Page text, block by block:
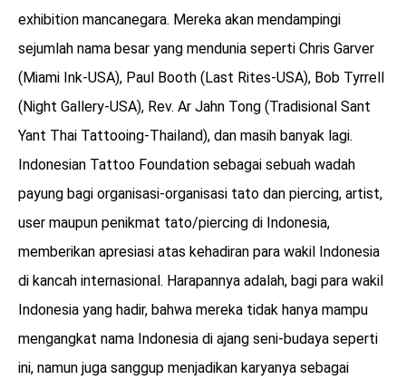
exhibition mancanegara. Mereka akan mendampingi
sejumlah nama besar yang mendunia seperti Chris Garver
(Miami Ink-USA), Paul Booth (Last Rites-USA), Bob Tyrrell
(Night Gallery-USA), Rev. Ar Jahn Tong (Tradisional Sant
Yant Thai Tattooing-Thailand), dan masih banyak lagi.
Indonesian Tattoo Foundation sebagai sebuah wadah
payung bagi organisasi-organisasi tato dan piercing, artist,
user maupun penikmat tato/piercing di Indonesia,
memberikan apresiasi atas kehadiran para wakil Indonesia
di kancah internasional. Harapannya adalah, bagi para wakil
Indonesia yang hadir, bahwa mereka tidak hanya mampu
mengangkat nama Indonesia di ajang seni-budaya seperti
ini, namun juga sanggup menjadikan karyanya sebagai